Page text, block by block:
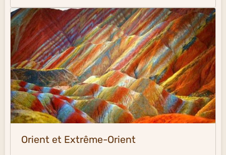
Orient et Extrême-Orient